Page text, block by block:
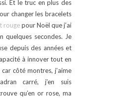
Et le truc en plus des
changer les bracelets
rougepour Noël que j’ai
quelques secondes. Je
depuis des années et
à innover tout en
côté montres, j’aime
carré, j’en suis
qu’en or rose, ma